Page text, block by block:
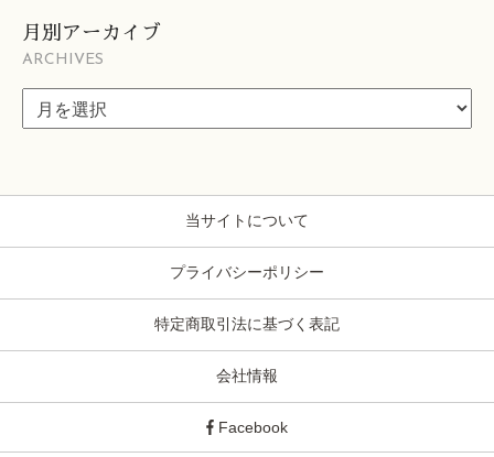
月別アーカイブ
ARCHIVES
当サイトについて
プライバシーポリシー
特定商取引法に基づく表記
会社情報
Facebook